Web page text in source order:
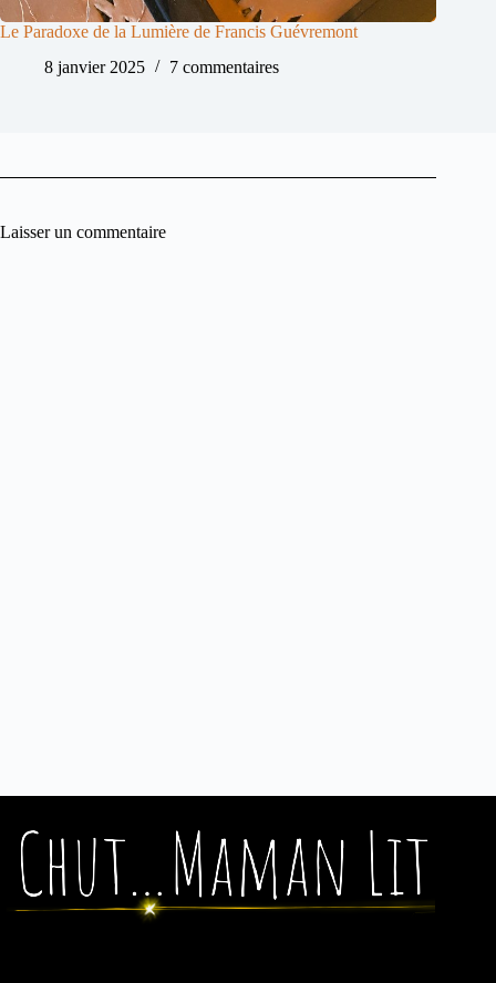
Le Paradoxe de la Lumière de Francis Guévremont
8 janvier 2025
7 commentaires
Laisser un commentaire